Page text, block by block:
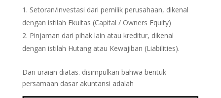
Setoran/investasi dari pemilik perusahaan, dikenal
dengan istilah Ekuitas (Capital / Owners Equity)
Pinjaman dari pihak lain atau kreditur, dikenal
dengan istilah Hutang atau Kewajiban (Liabilities).
Dari uraian diatas. disimpulkan bahwa bentuk
persamaan dasar akuntansi adalah